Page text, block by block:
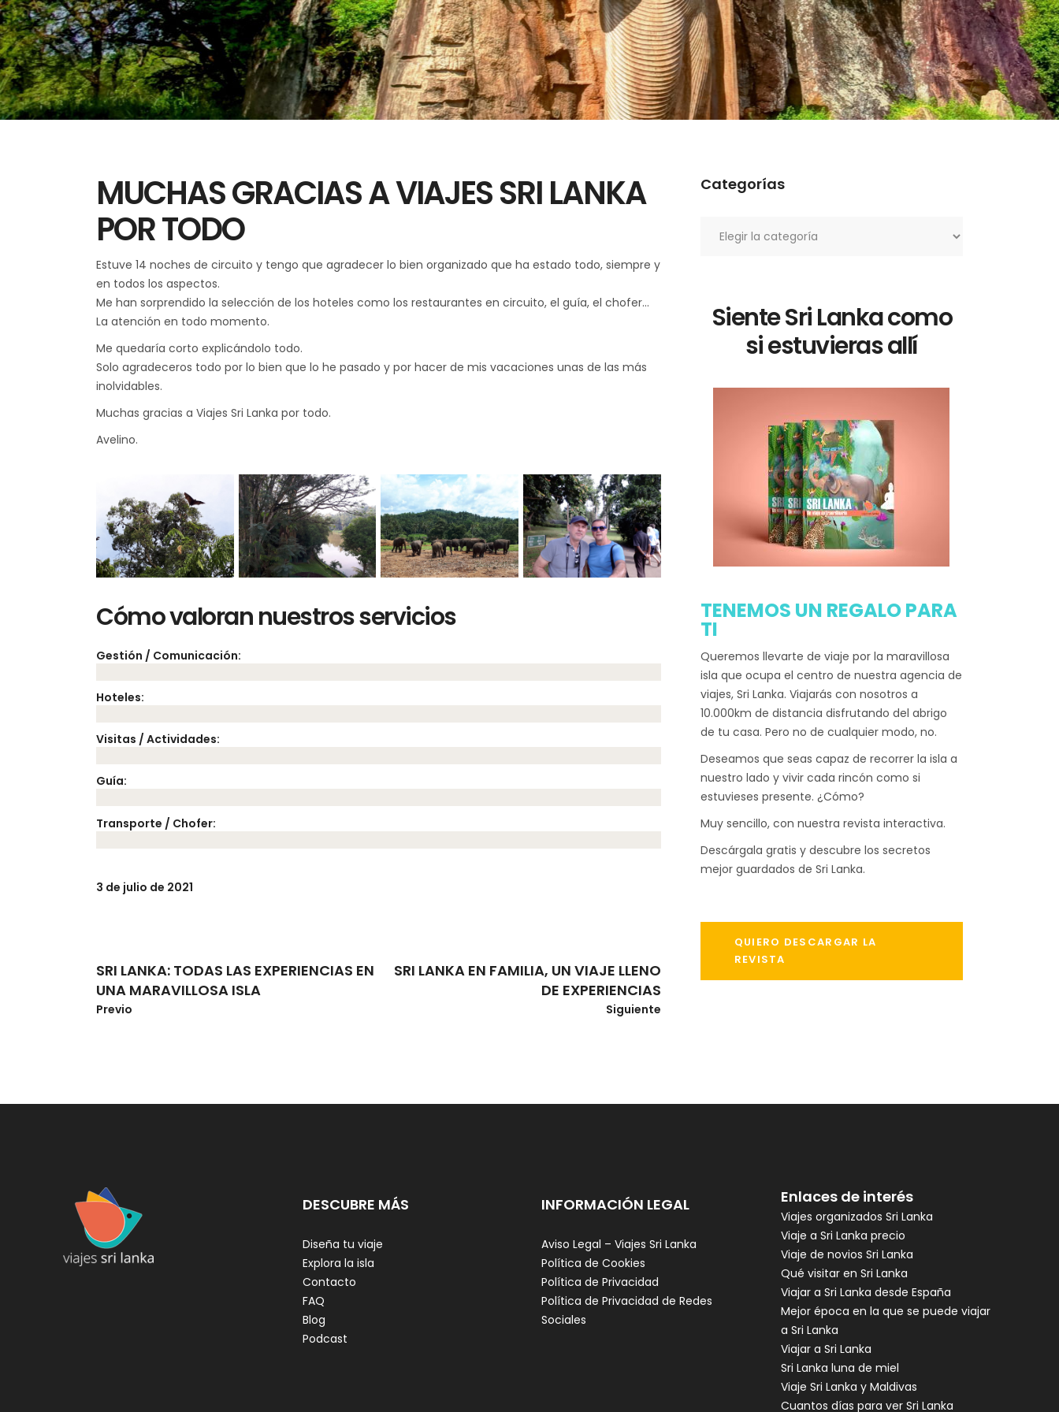
MUCHAS GRACIAS A VIAJES SRI LANKA
POR TODO
Estuve 14 noches de circuito y tengo que agradecer lo bien organizado que ha estado todo, siempre y
en todos los aspectos.
Me han sorprendido la selección de los hoteles como los restaurantes en circuito, el guía, el chofer…
La atención en todo momento.
Me quedaría corto explicándolo todo.
Solo agradeceros todo por lo bien que lo he pasado y por hacer de mis vacaciones unas de las más
inolvidables.
Muchas gracias a Viajes Sri Lanka por todo.
Avelino.
Cómo valoran nuestros servicios
Gestión / Comunicación:
Hoteles:
Visitas / Actividades:
Guía:
Transporte / Chofer:
3 de julio de 2021
SRI LANKA: TODAS LAS EXPERIENCIAS EN
UNA MARAVILLOSA ISLA
Previo
SRI LANKA EN FAMILIA, UN VIAJE LLENO
DE EXPERIENCIAS
Siguiente
Categorías
Siente Sri Lanka como
si estuvieras allí
TENEMOS UN REGALO PARA
TI
Queremos llevarte de viaje por la maravillosa
isla que ocupa el centro de nuestra agencia de
viajes, Sri Lanka. Viajarás con nosotros a
10.000km de distancia disfrutando del abrigo
de tu casa. Pero no de cualquier modo, no.
Deseamos que seas capaz de recorrer la isla a
nuestro lado y vivir cada rincón como si
estuvieses presente. ¿Cómo?
Muy sencillo, con nuestra revista interactiva.
Descárgala gratis y descubre los secretos
mejor guardados de Sri Lanka.
QUIERO DESCARGAR LA
REVISTA
DESCUBRE MÁS
Diseña tu viaje
Explora la isla
Contacto
FAQ
Blog
Podcast
INFORMACIÓN LEGAL
Aviso Legal – Viajes Sri Lanka
Política de Cookies
Política de Privacidad
Política de Privacidad de Redes
Sociales
Enlaces de interés
Viajes organizados Sri Lanka
Viaje a Sri Lanka precio
Viaje de novios Sri Lanka
Qué visitar en Sri Lanka
Viajar a Sri Lanka desde España
Mejor época en la que se puede viajar
a Sri Lanka
Viajar a Sri Lanka
Sri Lanka luna de miel
Viaje Sri Lanka y Maldivas
Cuantos días para ver Sri Lanka